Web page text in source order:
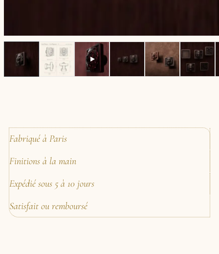
Fabriqué à Paris
Finitions à la main
Expédié sous 5 à 10 jours
Satisfait ou remboursé